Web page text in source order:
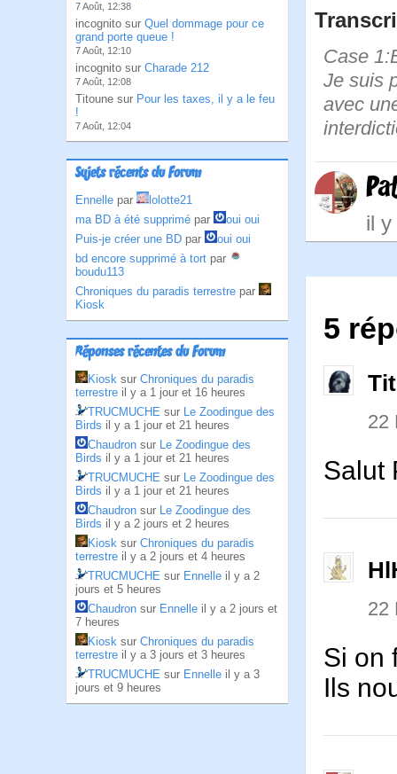
7 Août, 12:38
incognito sur Quel dommage pour ce
grand porte queue !
7 Août, 12:10
incognito sur Charade 212
7 Août, 12:08
Titoune sur Pour les taxes, il y a le feu
!
7 Août, 12:04
Sujets récents du Forum
Ennelle par
lolotte21
ma BD à été supprimé par
oui oui
Puis-je créer une BD par
oui oui
bd encore supprimé à tort par
boudu113
Chroniques du paradis terrestre par
Kiosk
Réponses récentes du Forum
Kiosk sur Chroniques du paradis
terrestre il y a 1 jour et 16 heures
TRUCMUCHE sur Le Zoodingue des
Birds il y a 1 jour et 21 heures
Chaudron sur Le Zoodingue des
Birds il y a 1 jour et 21 heures
TRUCMUCHE sur Le Zoodingue des
Birds il y a 1 jour et 21 heures
Chaudron sur Le Zoodingue des
Birds il y a 2 jours et 2 heures
Kiosk sur Chroniques du paradis
terrestre il y a 2 jours et 4 heures
TRUCMUCHE sur Ennelle il y a 2
jours et 5 heures
Chaudron sur Ennelle il y a 2 jours et
7 heures
Kiosk sur Chroniques du paradis
terrestre il y a 3 jours et 3 heures
TRUCMUCHE sur Ennelle il y a 3
jours et 9 heures
Case
Je suis
avec
il
5
22
Salut
22
Si on
Ils